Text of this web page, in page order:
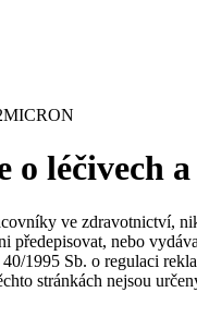
o léčivech
ve zdravotnictví,
předepisovat, nebo
1995 Sb. o regulaci
stránkách nejsou